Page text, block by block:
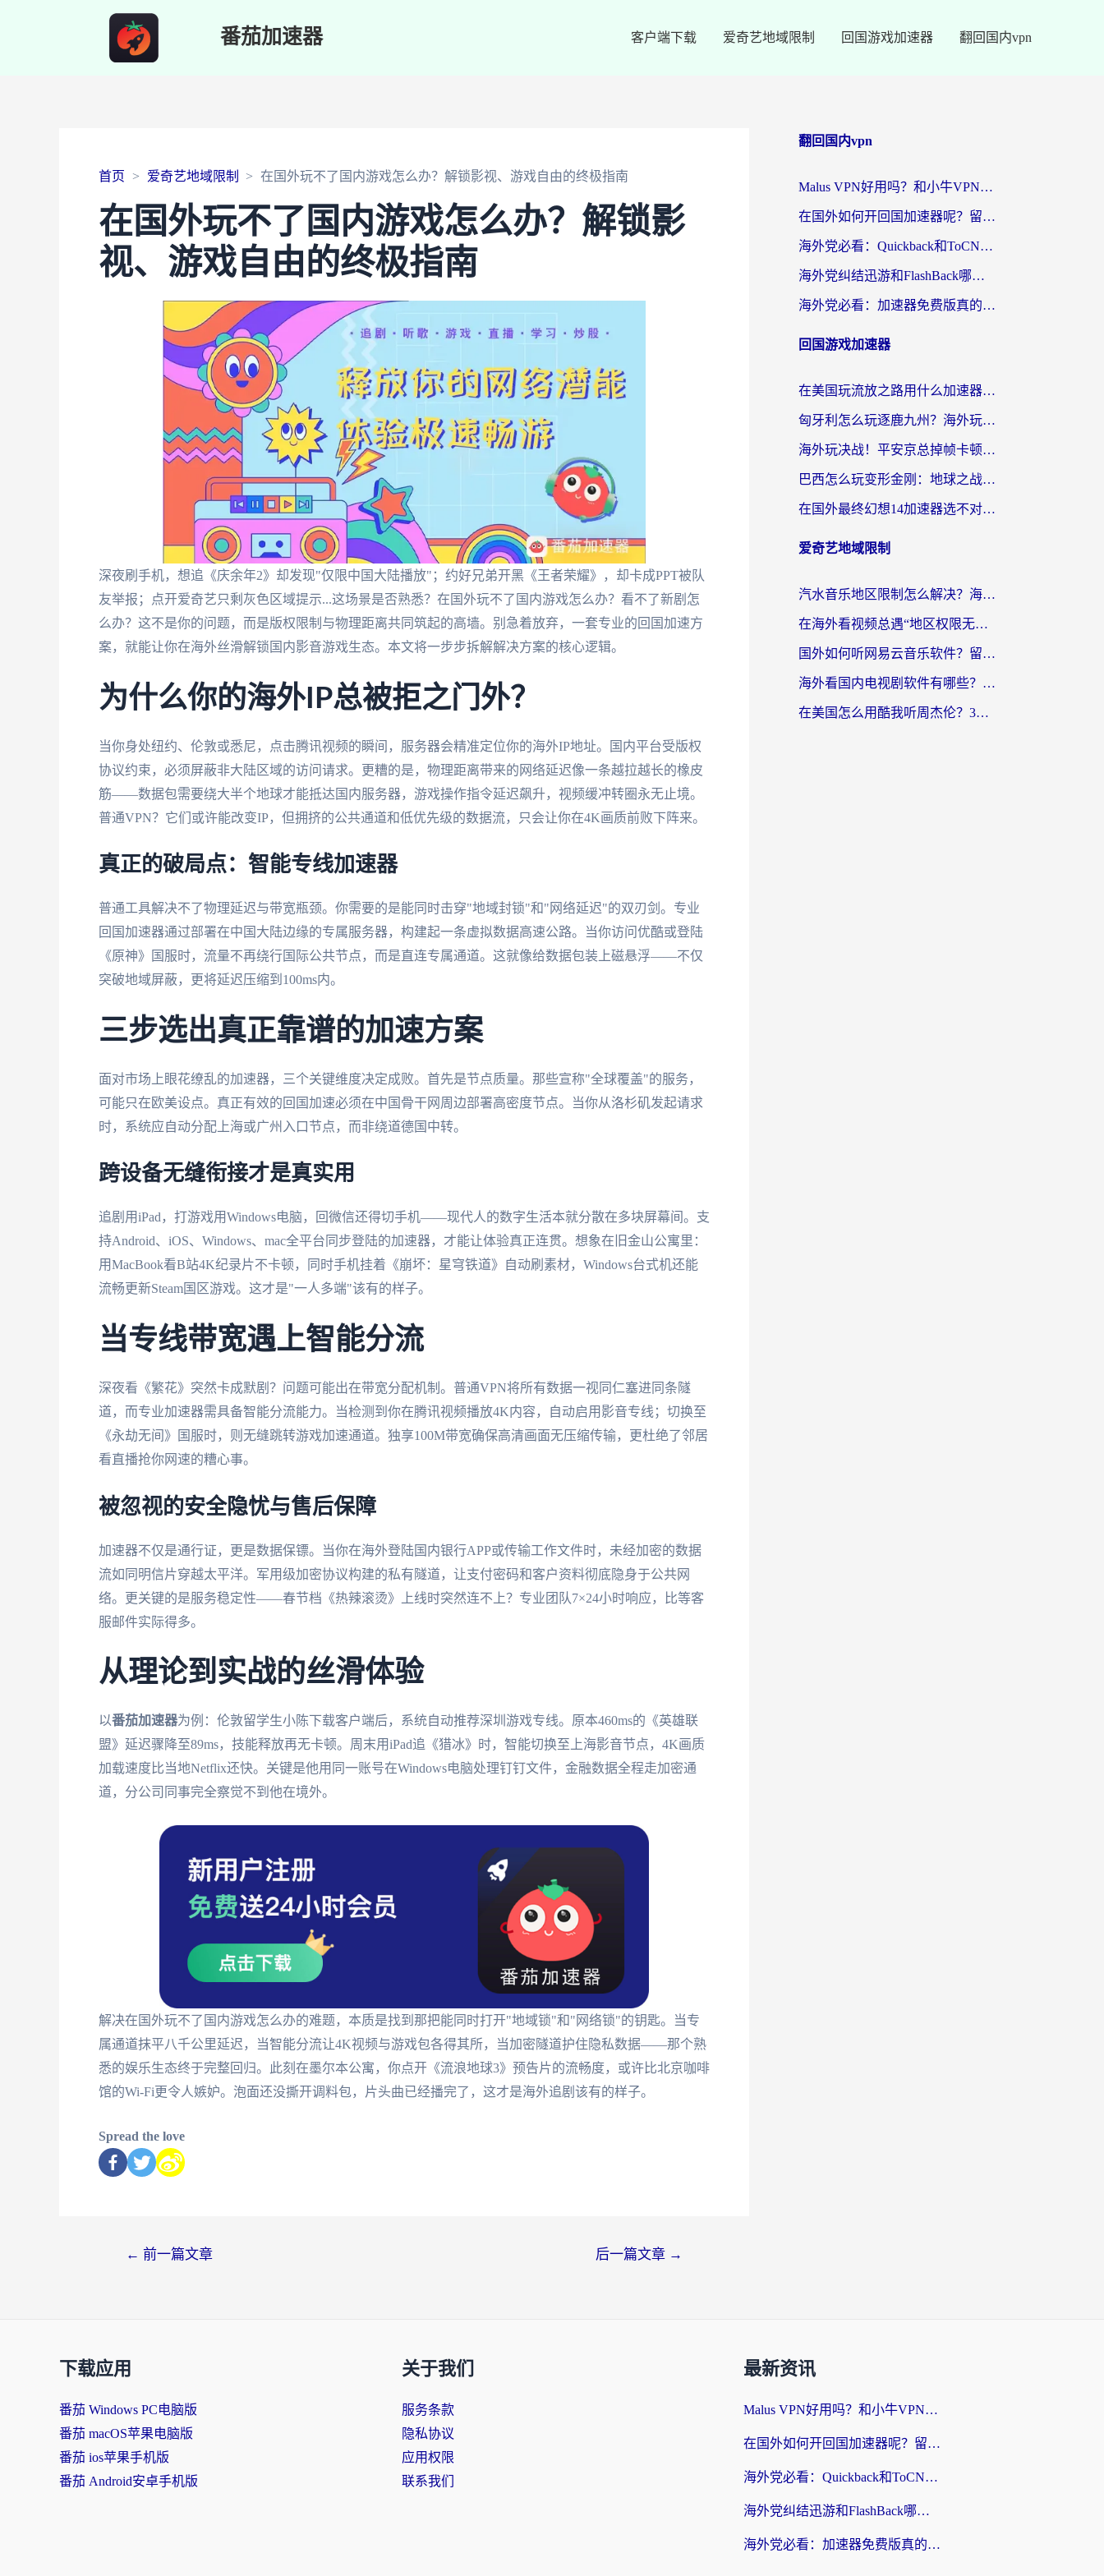
番茄加速器 客户端下载 爱奇艺地域限制 回国游戏加速器 翻回国内vpn
首页 爱奇艺地域限制 在国外玩不了国内游戏怎么办？解锁影视、游戏自由的终极指南
在国外玩不了国内游戏怎么办？解锁影
视、游戏自由的终极指南
深夜刷手机，想追《庆余年2》却发现"仅限中国大陆播放"；约好兄弟开黑《王者荣耀》，却卡成PPT被队
友举报；点开爱奇艺只剩灰色区域提示...这场景是否熟悉？在国外玩不了国内游戏怎么办？看不了新剧怎
么办？这不是你的问题，而是版权限制与物理距离共同筑起的高墙。别急着放弃，一套专业的回国加速方
案，就能让你在海外丝滑解锁国内影音游戏生态。本文将一步步拆解解决方案的核心逻辑。
为什么你的海外IP总被拒之门外？
当你身处纽约、伦敦或悉尼，点击腾讯视频的瞬间，服务器会精准定位你的海外IP地址。国内平台受版权
协议约束，必须屏蔽非大陆区域的访问请求。更糟的是，物理距离带来的网络延迟像一条越拉越长的橡皮
筋——数据包需要绕大半个地球才能抵达国内服务器，游戏操作指令延迟飙升，视频缓冲转圈永无止境。
普通VPN？它们或许能改变IP，但拥挤的公共通道和低优先级的数据流，只会让你在4K画质前败下阵来。
真正的破局点：智能专线加速器
普通工具解决不了物理延迟与带宽瓶颈。你需要的是能同时击穿"地域封锁"和"网络延迟"的双刃剑。专业
回国加速器通过部署在中国大陆边缘的专属服务器，构建起一条虚拟数据高速公路。当你访问优酷或登陆
《原神》国服时，流量不再绕行国际公共节点，而是直连专属通道。这就像给数据包装上磁悬浮——不仅
突破地域屏蔽，更将延迟压缩到100ms内。
三步选出真正靠谱的加速方案
面对市场上眼花缭乱的加速器，三个关键维度决定成败。首先是节点质量。那些宣称"全球覆盖"的服务，
可能只在欧美设点。真正有效的回国加速必须在中国骨干网周边部署高密度节点。当你从洛杉矶发起请求
时，系统应自动分配上海或广州入口节点，而非绕道德国中转。
跨设备无缝衔接才是真实用
追剧用iPad，打游戏用Windows电脑，回微信还得切手机——现代人的数字生活本就分散在多块屏幕间。支
持Android、iOS、Windows、mac全平台同步登陆的加速器，才能让体验真正连贯。想象在旧金山公寓里：
用MacBook看B站4K纪录片不卡顿，同时手机挂着《崩坏：星穹铁道》自动刷素材，Windows台式机还能
流畅更新Steam国区游戏。这才是"一人多端"该有的样子。
当专线带宽遇上智能分流
深夜看《繁花》突然卡成默剧？问题可能出在带宽分配机制。普通VPN将所有数据一视同仁塞进同条隧
道，而专业加速器需具备智能分流能力。当检测到你在腾讯视频播放4K内容，自动启用影音专线；切换至
《永劫无间》国服时，则无缝跳转游戏加速通道。独享100M带宽确保高清画面无压缩传输，更杜绝了邻居
看直播抢你网速的糟心事。
被忽视的安全隐忧与售后保障
加速器不仅是通行证，更是数据保镖。当你在海外登陆国内银行APP或传输工作文件时，未经加密的数据
流如同明信片穿越太平洋。军用级加密协议构建的私有隧道，让支付密码和客户资料彻底隐身于公共网
络。更关键的是服务稳定性——春节档《热辣滚烫》上线时突然连不上？专业团队7×24小时响应，比等客
服邮件实际得多。
从理论到实战的丝滑体验
以番茄加速器为例：伦敦留学生小陈下载客户端后，系统自动推荐深圳游戏专线。原本460ms的《英雄联
盟》延迟骤降至89ms，技能释放再无卡顿。周末用iPad追《猎冰》时，智能切换至上海影音节点，4K画质
加载速度比当地Netflix还快。关键是他用同一账号在Windows电脑处理钉钉文件，金融数据全程走加密通
道，分公司同事完全察觉不到他在境外。
解决在国外玩不了国内游戏怎么办的难题，本质是找到那把能同时打开"地域锁"和"网络锁"的钥匙。当专
属通道抹平八千公里延迟，当智能分流让4K视频与游戏包各得其所，当加密隧道护住隐私数据——那个熟
悉的娱乐生态终于完整回归。此刻在墨尔本公寓，你点开《流浪地球3》预告片的流畅度，或许比北京咖啡
馆的Wi-Fi更令人嫉妒。泡面还没撕开调料包，片头曲已经播完了，这才是海外追剧该有的样子。
Spread the love
← 前一篇文章 后一篇文章 →
翻回国内vpn
Malus VPN好用吗？和小牛VPN对比哪个回国效果更好？海外党亲测实用指南
在国外如何开回国加速器呢？留学生亲测的无缝访问国内资源指南
海外党必看：Quickback和ToCN好用吗？3分钟选对回国加速器的实用指南
海外党纠结迅游和FlashBack哪个好？2026实用指南教你选对回国加速器
海外党必看：加速器免费版真的能解决回国访问难题吗？附实用选择指南
回国游戏加速器
在美国玩流放之路用什么加速器？海外党国服游戏不卡顿的终极攻略
匈牙利怎么玩逐鹿九州？海外玩家国服游戏加速器终极指南（附永劫无间荣耀新三国解决方案）
海外玩决战！平安京总掉帧卡顿？用什么加速器比较好？实测指南来了
巴西怎么玩变形金刚：地球之战？海外玩家国服游戏加速终极指南（附新诛仙延迟密室逃脱18解决办法）
在国外最终幻想14加速器选不对？海外玩家的国服游戏加速避坑指南
爱奇艺地域限制
汽水音乐地区限制怎么解决？海外听国内音乐的实用指南来了
在海外看视频总遇“地区权限无法观看”？这篇攻略帮你轻松解锁国内影视动漫
国外如何听网易云音乐软件？留学生亲测有效的回国加速方案
海外看国内电视剧软件有哪些？海外党专属追剧指南来了
在美国怎么用酷我听周杰伦？3步解决海外听歌地域限制，附QQ音乐网易云通用技巧
下载应用
番茄 Windows PC电脑版
番茄 macOS苹果电脑版
番茄 ios苹果手机版
番茄 Android安卓手机版
关于我们
服务条款
隐私协议
应用权限
联系我们
最新资讯
Malus VPN好用吗？和小牛VPN对比哪个回国效果更好？海外党亲测实用指南
在国外如何开回国加速器呢？留学生亲测的无缝访问国内资源指南
海外党必看：Quickback和ToCN好用吗？3分钟选对回国加速器的实用指南
海外党纠结迅游和FlashBack哪个好？2026实用指南教你选对回国加速器
海外党必看：加速器免费版真的能解决回国访问难题吗？附实用选择指南